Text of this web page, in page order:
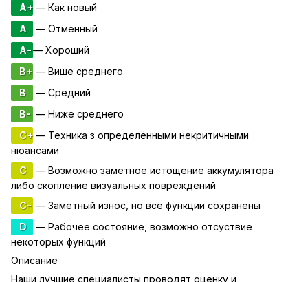
A+— Как новый
A
— Отменный
A-— Хороший
B+ — Више среднего
B
— Средний
B- — Ниже среднего
C+— Техника з определёнными некритичными
нюансами
C
— Возможно заметное истощение аккумулятора
либо скопление визуальных повреждений
C- — Заметный износ, но все функции сохранены
D
— Рабочее состояние, возможно отсуствие
некоторых функций
Описание
Наши лучшие специалисты проводят оценку и